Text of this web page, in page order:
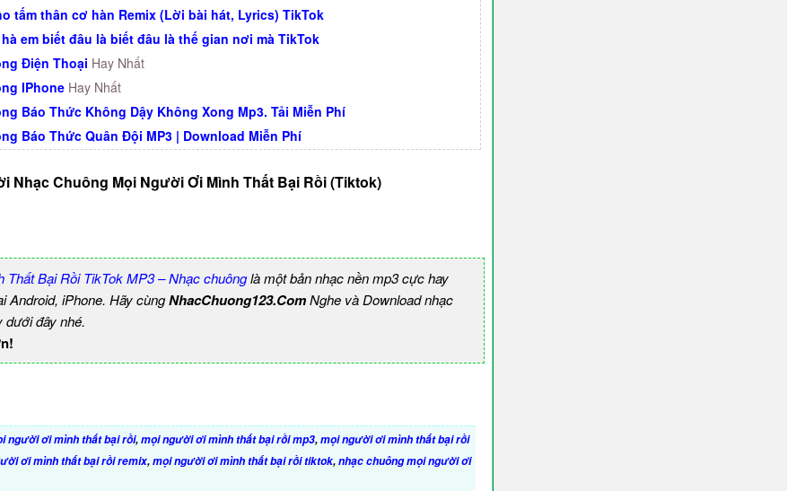
tấm thân cơ hàn Remix (Lời bài hát, Lyrics) TikTok
em biết đâu là biết đâu là thế gian nơi mà TikTok
Điện Thoại Hay Nhất
IPhone Hay Nhất
Báo Thức Không Dậy Không Xong Mp3. Tải Miễn Phí
Báo Thức Quân Đội MP3 | Download Miễn Phí
Nhạc Chuông Mọi Người Ơi Mình Thất Bại Rồi (Tiktok)
Thất Bại Rồi TikTok MP3 – Nhạc chuônglà một bản nhạc nền mp3 cực hay
Android, iPhone. Hãy cùngNhacChuong123.ComNghe và Download nhạc
dưới đây nhé.
người ơi mình thất bại rồi,mọi người ơi mình thất bại rồi mp3,mọi người ơi mình thất bại rồi
ơi mình thất bại rồi remix,mọi người ơi mình thất bại rồi tiktok,nhạc chuông mọi người ơi